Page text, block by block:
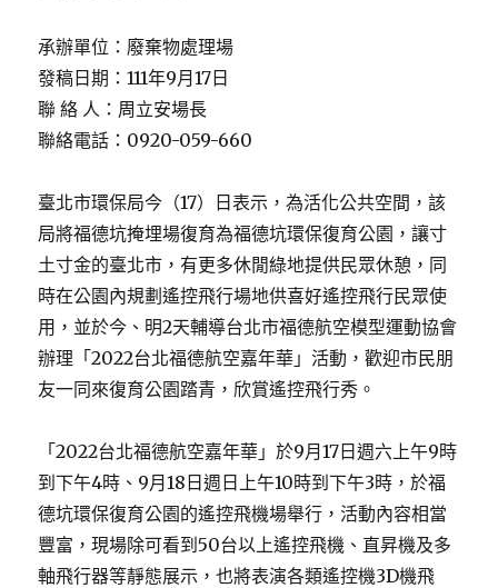
承辦單位：廢棄物處理場
發稿日期：111年9月17日
聯 絡 人：周立安場長
聯絡電話：0920-059-660
臺北市環保局今（17）日表示，為活化公共空間，該
局將福德坑掩埋場復育為福德坑環保復育公園，讓寸
土寸金的臺北市，有更多休閒綠地提供民眾休憩，同
時在公園內規劃遙控飛行場地供喜好遙控飛行民眾使
用，並於今、明2天輔導台北市福德航空模型運動協會
辦理「2022台北福德航空嘉年華」活動，歡迎市民朋
友一同來復育公園踏青，欣賞遙控飛行秀。
「2022台北福德航空嘉年華」於9月17日週六上午9時
到下午4時、9月18日週日上午10時到下午3時，於福
德坑環保復育公園的遙控飛機場舉行，活動內容相當
豐富，現場除可看到50台以上遙控飛機、直昇機及多
軸飛行器等靜態展示，也將表演各類遙控機3D機飛